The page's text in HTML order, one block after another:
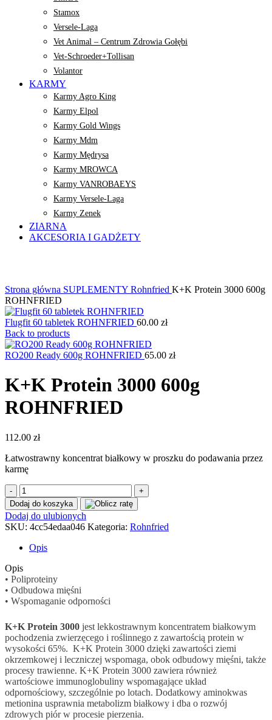
Stamox
Versele-Laga
Vet Animal – Centrum Zdrowia Gołębi
Vet-Schroeder+Tollisan
Volantor
KARMY
Karmy Agro King
Karmy Elpol
Karmy Gold Wings
Karmy Mdm
Karmy Mędrysa
Karmy MROWCA
Karmy VANROBAEYS
Karmy Versele-Laga
Karmy Zenek
ZIARNA
AKCESORIA I GADŻETY
Strona główna SUPLEMENTY Rohnfried K+K Protein 3000 600g
ROHNFRIED
Flugfit 60 tabletek ROHNFRIED 60.00 zł
Back to products
RO200 Ready 600g ROHNFRIED 65.00 zł
K+K Protein 3000 600g
ROHNFRIED
112.00 zł
Łatwostrawny koncentrat białkowy w proszku do podawania przez
karmę
ilość
K+K
Protein
3000
600g
ROHNFRIED
Dodaj do koszyka
Dodaj do ulubionych
SKU: 4cc54edaa046 Kategoria: Rohnfried
Opis
Opis
• Poliproteiny
• Odbudowa mięśni
• Wspomaganie odporności
K+K Protein 3000 jest lekkostrawnym koncentratem białkowym
pochodzenia zwierzęcego i roślinnego z zawartością protein w
wysokości 65%. K+K Protein 3000 dzięki zawartości ziemi
okrzemkowej i leczniczej wspomaga, obok odbudowy mięśni, także
procesy trawienne. K+K Protein 3000 zawiera również
wartościowe immunoglobuliny wspomagające układ
odpornościowy, szczególnie po lotach. Dodatkowy aminokwas
metionina usprawnia metabolizm białkowy i dba o rozwój
zdrowych piór w procesie pierzenia.